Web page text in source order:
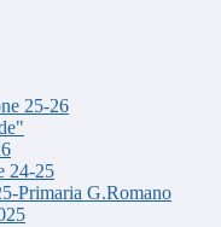
25-26
24-25
Primaria G.Romano